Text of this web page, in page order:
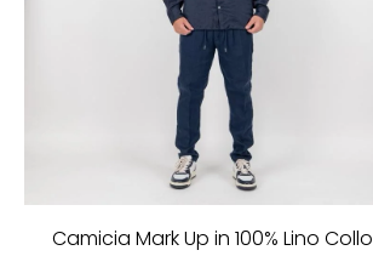
Camicia Mark Up in 100% Lino Collo